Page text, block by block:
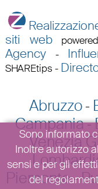
siti web
Agency-
SHAREtips -
Abruzzo-
Campania-
Venezia
Piemonte-
Sono informato
Inoltre autorizzo
sensi e per gli
del